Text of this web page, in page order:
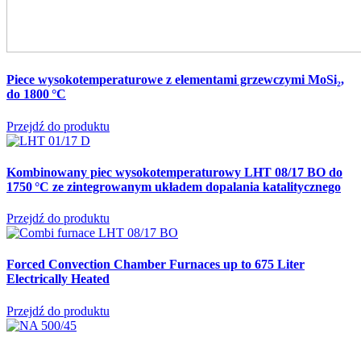
Piece wysokotemperaturowe z elementami grzewczymi MoSi₂,
do 1800 °C
Przejdź do produktu
Kombinowany piec wysokotemperaturowy LHT 08/17 BO do
1750 °C ze zintegrowanym układem dopalania katalitycznego
Przejdź do produktu
Forced Convection Chamber Furnaces up to 675 Liter
Electrically Heated
Przejdź do produktu